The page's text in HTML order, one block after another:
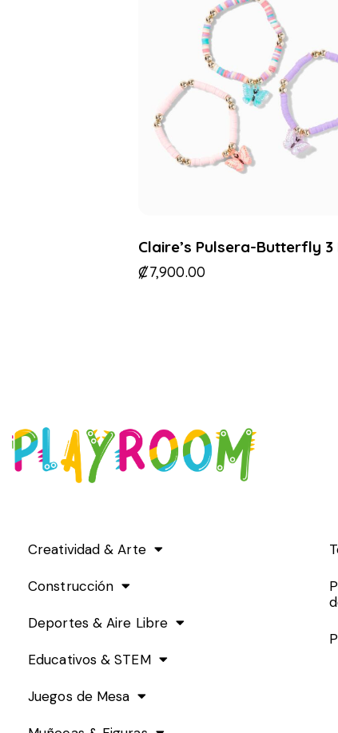
Claire’s Pulsera-Butterfly 3
₡7,900.00
Creatividad & Arte
Construcción
Deportes & Aire Libre
Educativos & STEM
Juegos de Mesa